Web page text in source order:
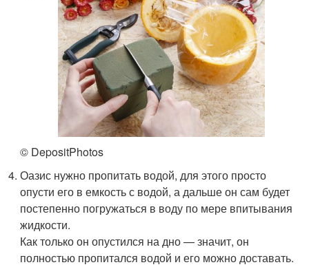
© DepositPhotos
Оазис нужно пропитать водой, для этого просто
опусти его в емкость с водой, а дальше он сам будет
постепенно погружаться в воду по мере впитывания
жидкости.
Как только он опустился на дно — значит, он
полностью пропитался водой и его можно доставать.